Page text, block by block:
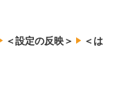
＜設定の反映＞
＜は